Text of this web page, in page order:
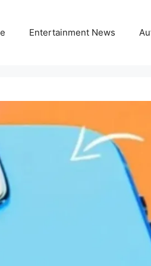
Entertainment News